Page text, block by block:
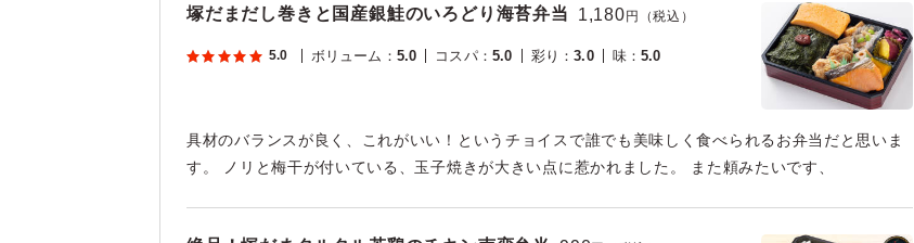
塚だまだし巻きと国産銀鮭のいろどり海苔弁当 1,180 円（税込）
5.0 ボリューム ： 5.0 コスパ： 5.0 彩り ：3.0 味：5.0
具材のバランスが良く、これがいい！というチョイスで誰でも美味しく食べられるお弁当だと思いま
す。 ノリと梅干が付いている、玉子焼きが大きい点に惹かれました。 また頼みたいです、